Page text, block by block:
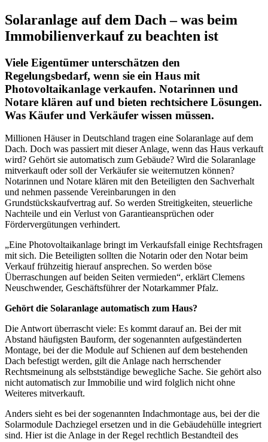
Solaranlage auf dem Dach – was beim
Immobilienverkauf zu beachten ist
Viele Eigentümer unterschätzen den
Regelungsbedarf, wenn sie ein Haus mit
Photovoltaikanlage verkaufen. Notarinnen und
Notare klären auf und bieten rechtsichere Lösungen.
Was Käufer und Verkäufer wissen müssen.
Millionen Häuser in Deutschland tragen eine Solaranlage auf dem
Dach. Doch was passiert mit dieser Anlage, wenn das Haus verkauft
wird? Gehört sie automatisch zum Gebäude? Wird die Solaranlage
mitverkauft oder soll der Verkäufer sie weiternutzen können?
Notarinnen und Notare klären mit den Beteiligten den Sachverhalt
und nehmen passende Vereinbarungen in den
Grundstückskaufvertrag auf. So werden Streitigkeiten, steuerliche
Nachteile und ein Verlust von Garantieansprüchen oder
Fördervergütungen verhindert.
„Eine Photovoltaikanlage bringt im Verkaufsfall einige Rechtsfragen
mit sich. Die Beteiligten sollten die Notarin oder den Notar beim
Verkauf frühzeitig hierauf ansprechen. So werden böse
Überraschungen auf beiden Seiten vermieden“, erklärt Clemens
Neuschwender, Geschäftsführer der Notarkammer Pfalz.
Gehört die Solaranlage automatisch zum Haus?
Die Antwort überrascht viele: Es kommt darauf an. Bei der mit
Abstand häufigsten Bauform, der sogenannten aufgeständerten
Montage, bei der die Module auf Schienen auf dem bestehenden
Dach befestigt werden, gilt die Anlage nach herrschender
Rechtsmeinung als selbstständige bewegliche Sache. Sie gehört also
nicht automatisch zur Immobilie und wird folglich nicht ohne
Weiteres mitverkauft.
Anders sieht es bei der sogenannten Indachmontage aus, bei der die
Solarmodule Dachziegel ersetzen und in die Gebäudehülle integriert
sind. Hier ist die Anlage in der Regel rechtlich Bestandteil des